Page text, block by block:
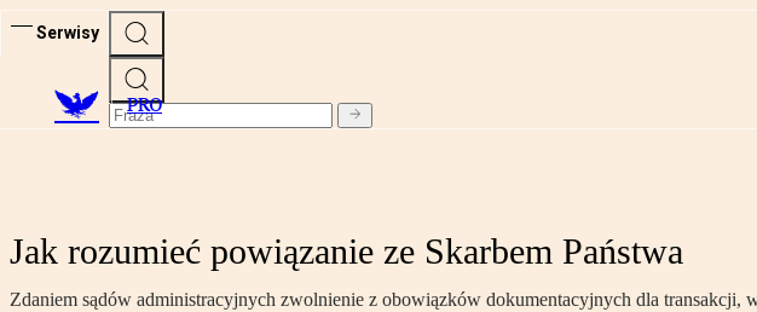
Serwisy
PRO
Jak rozumieć powiązanie ze Skarbem Państwa
Zdaniem sądów administracyjnych zwolnienie z obowiązków dokumentacyjnych dla